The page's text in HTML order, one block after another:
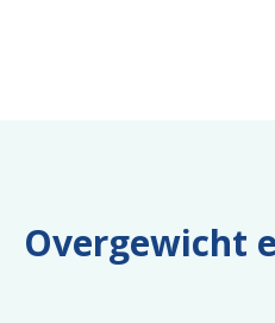
Overgewicht